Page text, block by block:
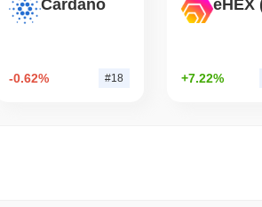
Cardano
-0.62% #18 +7.22%